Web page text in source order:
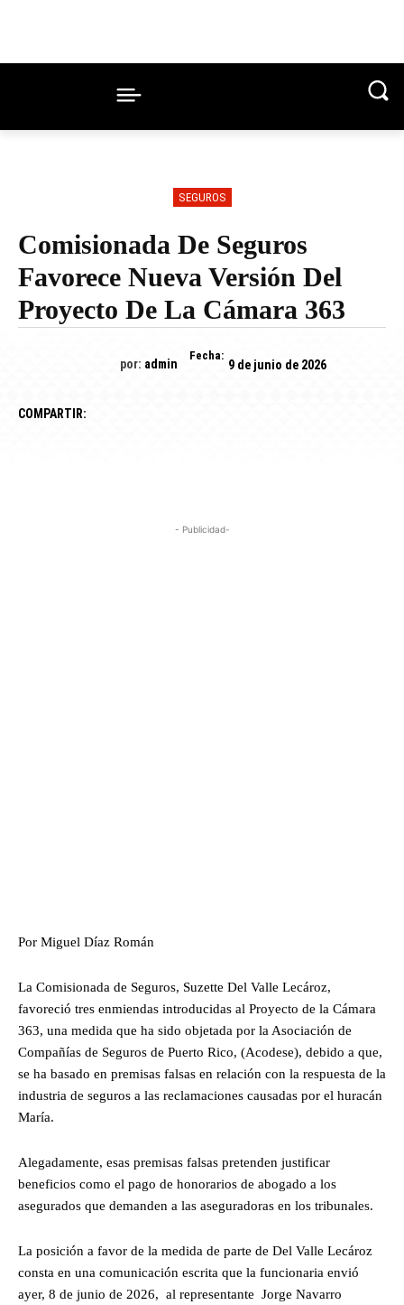
SEGUROS
Comisionada De Seguros
Favorece Nueva Versión Del
Proyecto De La Cámara 363
por: admin
Fecha:
9 de junio de 2026
COMPARTIR:
- Publicidad-
Por Miguel Díaz Román
La Comisionada de Seguros, Suzette Del Valle Lecároz,
favoreció tres enmiendas introducidas al Proyecto de la Cámara
363, una medida que ha sido objetada por la Asociación de
Compañías de Seguros de Puerto Rico, (Acodese), debido a que,
se ha basado en premisas falsas en relación con la respuesta de la
industria de seguros a las reclamaciones causadas por el huracán
María.
Alegadamente, esas premisas falsas pretenden justificar
beneficios como el pago de honorarios de abogado a los
asegurados que demanden a las aseguradoras en los tribunales.
La posición a favor de la medida de parte de Del Valle Lecároz
consta en una comunicación escrita que la funcionaria envió
ayer, 8 de junio de 2026, al representante Jorge Navarro